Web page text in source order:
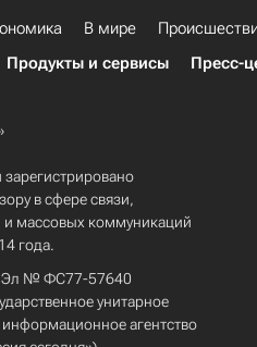
В мире
Продукты и сервисы Пресс-
в сфере связи,
массовых коммуникаций
года.
Эл № ФС77-57640
унитарное
агентство